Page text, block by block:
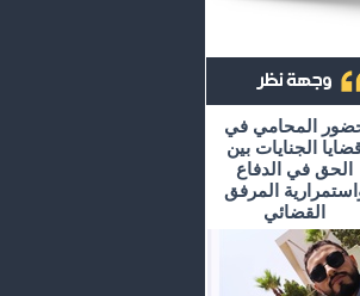
المحامي في
الجنايات بين
الحق في الدفاع
المرفق
القضائي